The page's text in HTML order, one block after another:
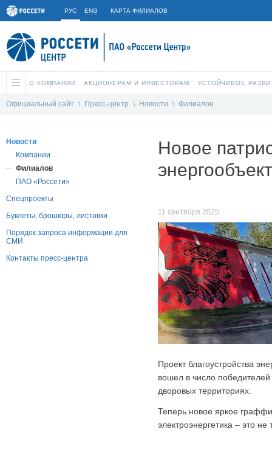
РУС ENG КАРТА ФИЛИАЛОВ
О КОМПАНИИ АКЦИОНЕРАМ И ИНВЕСТОРАМ УСТОЙЧИВОЕ
Официальный сайт \ Пресс-центр \ Новости \ Филиалов
Новости
Компании
Филиалов
ПАО «Россети»
Спецпроекты
Буклеты, брошюры, листовки
Порядок запроса информации для
СМИ
Контакты пресс-центра
Новое
11 сентября 2025
Проект благоустройства
вошел в число
дворовых территориях.
Теперь новое яркое
электроэнергетика – это